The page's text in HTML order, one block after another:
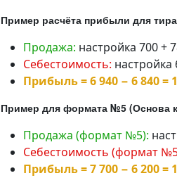
Пример расчёта прибыли для
Продажа: настройка 700 +
Себестоимость: настройка
Прибыль = 6 940 − 6 840 =
Пример для формата №5 (Основа
Продажа (формат №5):
Себестоимость (формат
Прибыль = 7 700 − 6 200 =